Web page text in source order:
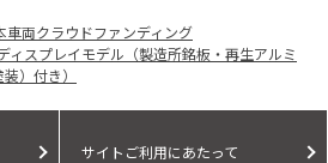
車両クラウドファンディング
ィスプレイモデル（製造所銘板・再生アルミ
）付き）
サイトご利用にあたって